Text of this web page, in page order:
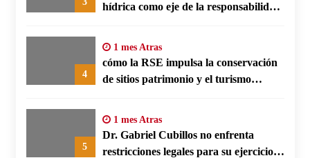
hídrica como eje de la responsabilidad
4
1 mes Atras
cómo la RSE impulsa la conservación
de sitios patrimonio y el turismo
5
1 mes Atras
Dr. Gabriel Cubillos no enfrenta
restricciones legales para su ejercicio,